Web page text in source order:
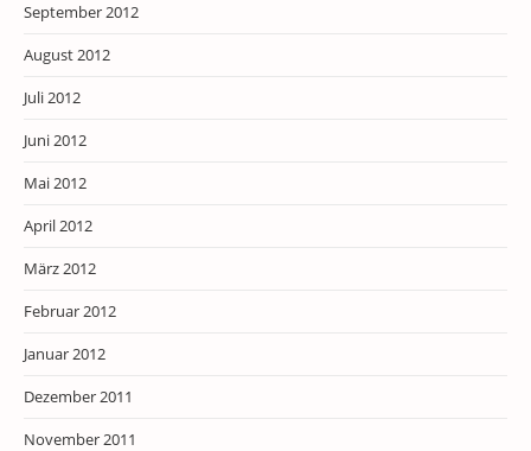
September 2012
August 2012
Juli 2012
Juni 2012
Mai 2012
April 2012
März 2012
Februar 2012
Januar 2012
Dezember 2011
November 2011